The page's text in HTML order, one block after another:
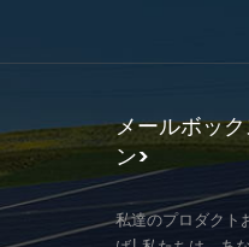
メールボッ
ン>
私達のプロダクト